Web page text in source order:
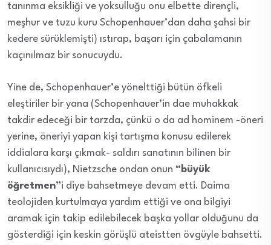
tanınma eksikliği ve yoksulluğu onu elbette dirençli,
meşhur ve tuzu kuru Schopenhauer’dan daha şahsi bir
kedere sürüklemişti) ıstırap, başarı için çabalamanın
kaçınılmaz bir sonucuydu.
Yine de, Schopenhauer’e yönelttiği bütün öfkeli
eleştiriler bir yana (Schopenhauer’in dae muhakkak
takdir edeceği bir tarzda, çünkü o da ad hominem -öneri
yerine, öneriyi yapan kişi tartışma konusu edilerek
iddialara karşı çıkmak- saldırı sanatının bilinen bir
kullanıcısıydı), Nietzsche ondan onun “büyük
öğretmen”i diye bahsetmeye devam etti. Daima
teolojiden kurtulmaya yardım ettiği ve ona bilgiyi
aramak için takip edilebilecek başka yollar olduğunu da
gösterdiği için keskin görüşlü ateistten övgüyle bahsetti.